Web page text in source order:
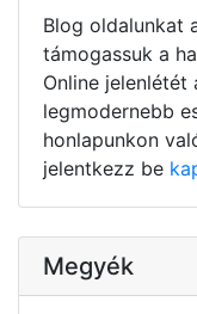
Blog oldalunkat
támogassuk a
Online
legmodernebb
honlapunkon
jelentkezz be
Megyék